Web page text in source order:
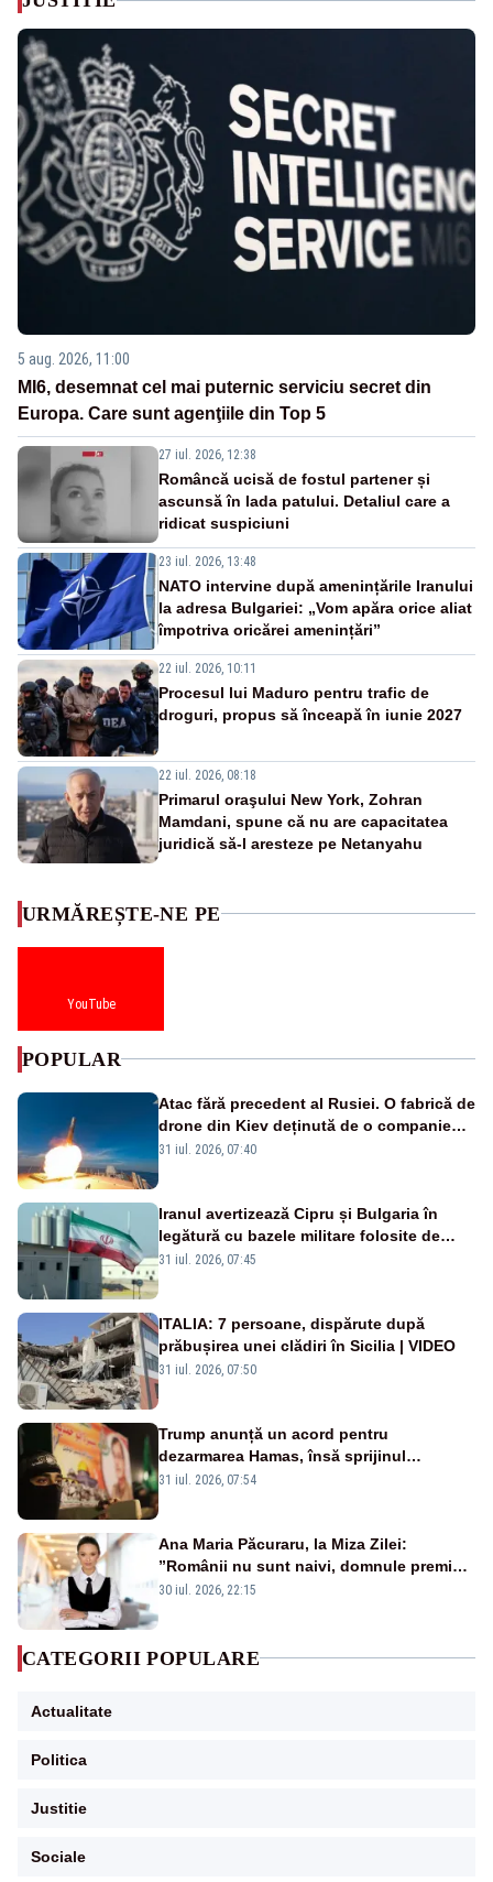
5 aug. 2026, 11:00
MI6, desemnat cel mai puternic serviciu secret din
Europa. Care sunt agenţiile din Top 5
27 iul. 2026, 12:38
Româncă ucisă de fostul partener și
ascunsă în lada patului. Detaliul care a
ridicat suspiciuni
23 iul. 2026, 13:48
NATO intervine după amenințările Iranului
la adresa Bulgariei: „Vom apăra orice aliat
împotriva oricărei amenințări”
22 iul. 2026, 10:11
Procesul lui Maduro pentru trafic de
droguri, propus să înceapă în iunie 2027
22 iul. 2026, 08:18
Primarul oraşului New York, Zohran
Mamdani, spune că nu are capacitatea
juridică să-l aresteze pe Netanyahu
URMĂREȘTE-NE PE
YouTube
POPULAR
Atac fără precedent al Rusiei. O fabrică de
drone din Kiev deținută de o companie
americană, distrusă de o rachetă
31 iul. 2026, 07:40
Iranul avertizează Cipru și Bulgaria în
legătură cu bazele militare folosite de
SUA
31 iul. 2026, 07:45
ITALIA: 7 persoane, dispărute după
prăbușirea unei clădiri în Sicilia | VIDEO
31 iul. 2026, 07:50
Trump anunță un acord pentru
dezarmarea Hamas, însă sprijinul
Israelului rămâne incert
31 iul. 2026, 07:54
Ana Maria Păcuraru, la Miza Zilei:
”Românii nu sunt naivi, domnule premier
Bolojan”
30 iul. 2026, 22:15
CATEGORII POPULARE
Actualitate
Politica
Justitie
Sociale